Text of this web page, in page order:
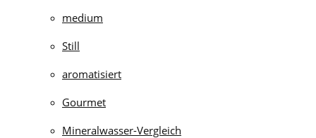
medium
Still
aromatisiert
Gourmet
Mineralwasser-Vergleich